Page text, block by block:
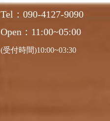
Tel：090-4127-9090
Open：11:00~05:00
(受付時間)10:00~03:30